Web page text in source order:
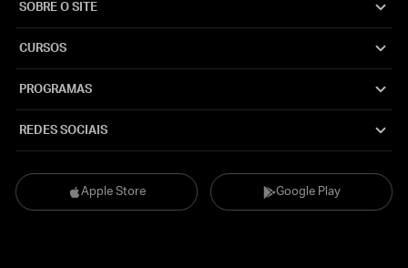
Apple Store Google Play
SOBRE O SITE
CURSOS
PROGRAMAS
REDES SOCIAIS